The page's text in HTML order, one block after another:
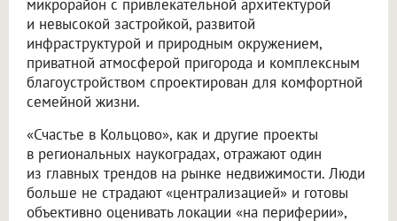
микрорайон с привлекательной архитектурой
и невысокой застройкой, развитой
инфраструктурой и природным окружением,
приватной атмосферой пригорода и комплексным
благоустройством спроектирован для комфортной
семейной жизни.
«Счастье в Кольцово», как и другие проекты
в региональных наукоградах, отражают один
из главных трендов на рынке недвижимости. Люди
больше не страдают «централизацией» и готовы
объективно оценивать локации «на периферии»,